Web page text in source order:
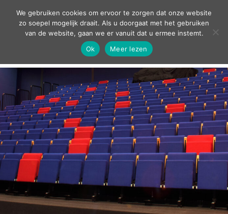
contact
agenda
theater
sport
grand café
zakelijk
over ons
We gebruiken cookies om ervoor te zorgen dat onze website
zo soepel mogelijk draait. Als u doorgaat met het gebruiken
van de website, gaan we er vanuit dat u ermee instemt.
Ok
Meer lezen